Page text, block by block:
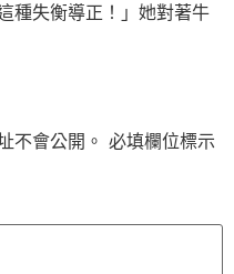
種失衡導正！」她對著牛
不會公開。 必填欄位標示